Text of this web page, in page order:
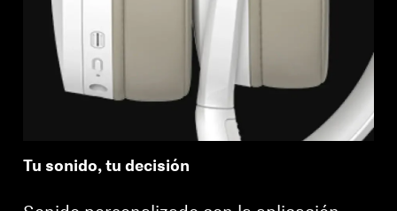
Tu sonido, tu decisión